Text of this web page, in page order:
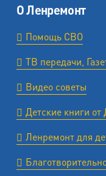
О Ленремонт
Помощь СВО
ТВ передачи,
Видео советы
Детские книги
Ленремонт для